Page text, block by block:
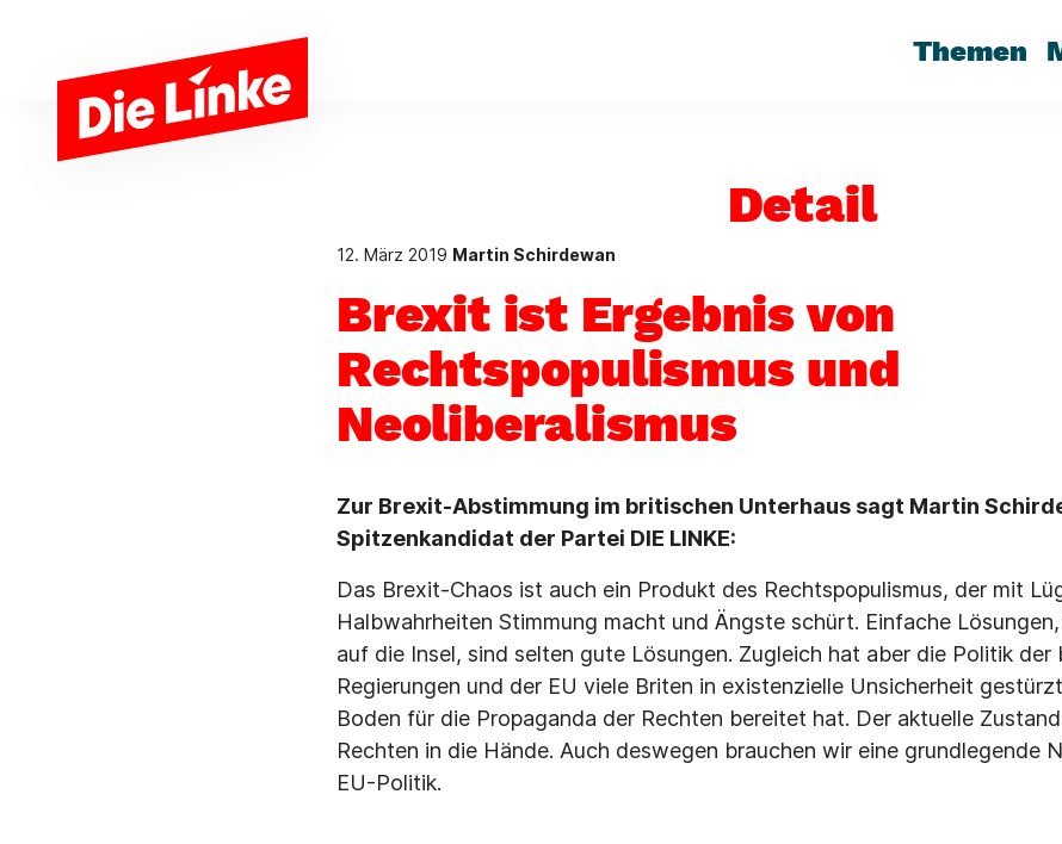
Themen
Detail
12. März 2019 Martin Schirdewan
Brexit ist Ergebnis von
Rechtspopulismus und
Neoliberalismus
Zur Brexit-Abstimmung im britischen Unterhaus sagt Martin
Spitzenkandidat der Partei DIE LINKE:
Das Brexit-Chaos ist auch ein Produkt des Rechtspopulismus, der mit
Halbwahrheiten Stimmung macht und Ängste schürt. Einfache
auf die Insel, sind selten gute Lösungen. Zugleich hat aber die Politik der
Regierungen und der EU viele Briten in existenzielle Unsicherheit
Boden für die Propaganda der Rechten bereitet hat. Der aktuelle
Rechten in die Hände. Auch deswegen brauchen wir eine grundlegende
EU-Politik.